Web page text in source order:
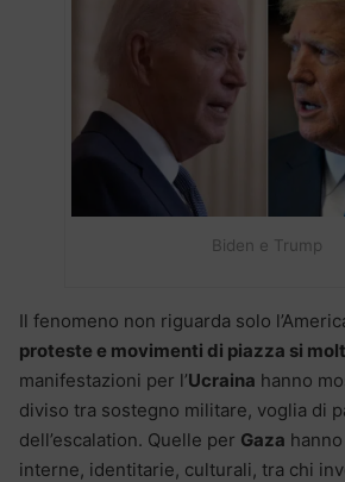
Biden e Trump
Il fenomeno non riguarda solo
proteste e movimenti di piazza si
manifestazioni per l’Ucraina hanno
diviso tra sostegno militare, voglia di
dell’escalation. Quelle per Gaza
interne, identitarie, culturali, tra chi